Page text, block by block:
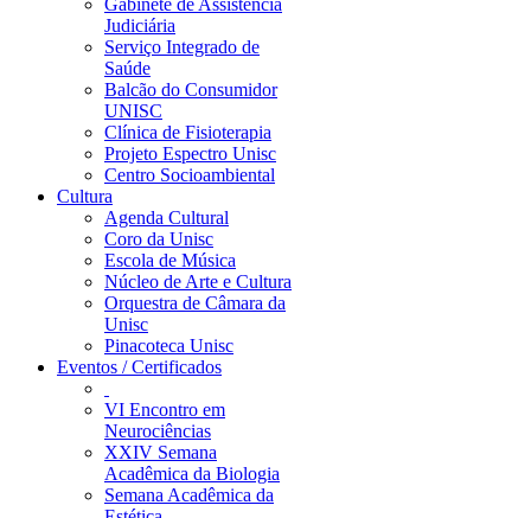
Gabinete de Assistência
Judiciária
Serviço Integrado de
Saúde
Balcão do Consumidor
UNISC
Clínica de Fisioterapia
Projeto Espectro Unisc
Centro Socioambiental
Cultura
Agenda Cultural
Coro da Unisc
Escola de Música
Núcleo de Arte e Cultura
Orquestra de Câmara da
Unisc
Pinacoteca Unisc
Eventos / Certificados
VI Encontro em
Neurociências
XXIV Semana
Acadêmica da Biologia
Semana Acadêmica da